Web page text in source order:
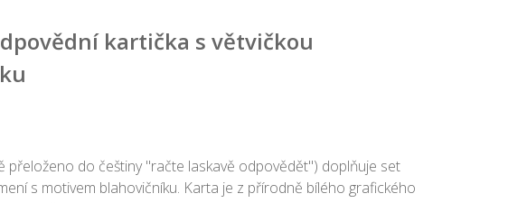
kartička s větvičkou
přeloženo do češtiny "račte laskavě odpovědět") doplňuje set
s motivem blahovičníku. Karta je z přírodně bílého grafického